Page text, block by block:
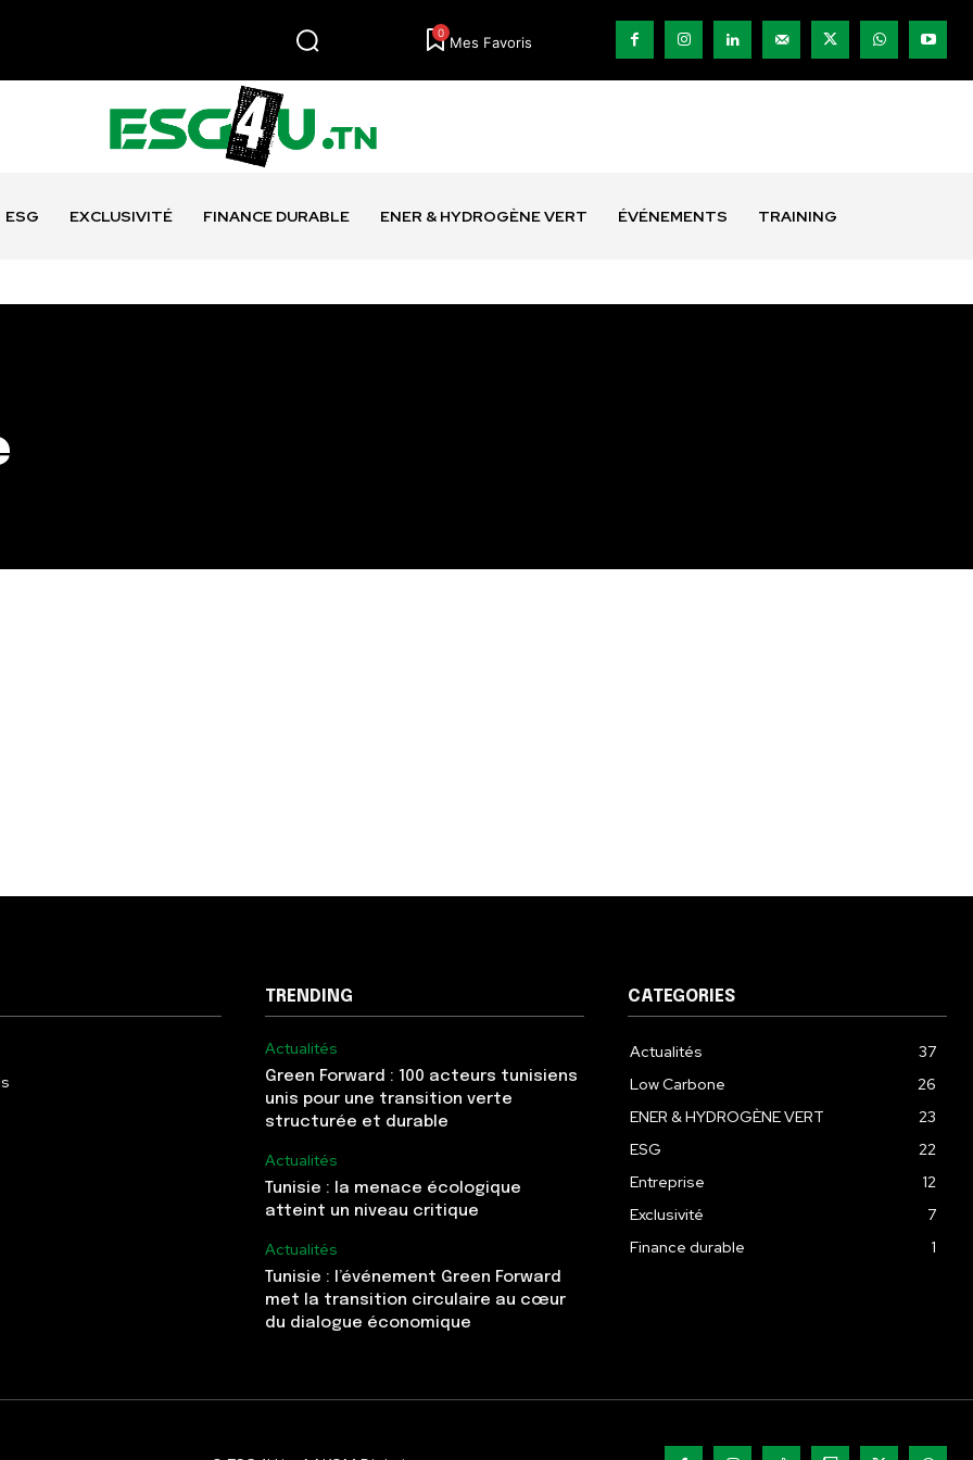
0
Mes Favoris
ESG EXCLUSIVITÉ FINANCE DURABLE ENER & HYDROGÈNE VERT ÉVÉNEMENTS TRAINING
TRENDING
Actualités
Green Forward : 100 acteurs tunisiens
unis pour une transition verte
structurée et durable
Actualités
Tunisie : la menace écologique
atteint un niveau critique
Actualités
Tunisie : l’événement Green Forward
met la transition circulaire au cœur
du dialogue économique
CATEGORIES
Actualités
37
Low Carbone
26
ENER & HYDROGÈNE VERT
23
ESG
22
Entreprise
12
Exclusivité
7
Finance durable
1